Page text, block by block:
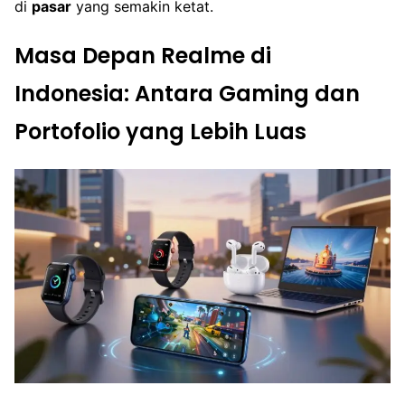
di pasar yang semakin ketat.
Masa Depan Realme di
Indonesia: Antara Gaming dan
Portofolio yang Lebih Luas